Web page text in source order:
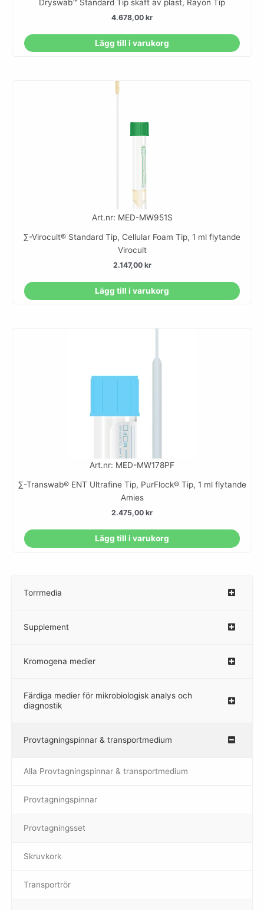
Dryswab™ Standard Tip skaft av plast, Rayon Tip
4.678,00 kr
Lägg till i varukorg
Art.nr: MED-MW951S
∑-Virocult® Standard Tip, Cellular Foam Tip, 1 ml flytande
Virocult
2.147,00 kr
Lägg till i varukorg
Art.nr: MED-MW178PF
∑-Transwab® ENT Ultrafine Tip, PurFlock® Tip, 1 ml flytande
Amies
2.475,00 kr
Lägg till i varukorg
Torrmedia
–
Supplement
–
Kromogena medier
–
Färdiga medier för mikrobiologisk analys och
diagnostik
Provtagningspinnar & transportmedium
–
Alla Provtagningspinnar & transportmedium
Provtagningspinnar
–
Provtagningsset
–
Skruvkork
Transportrör